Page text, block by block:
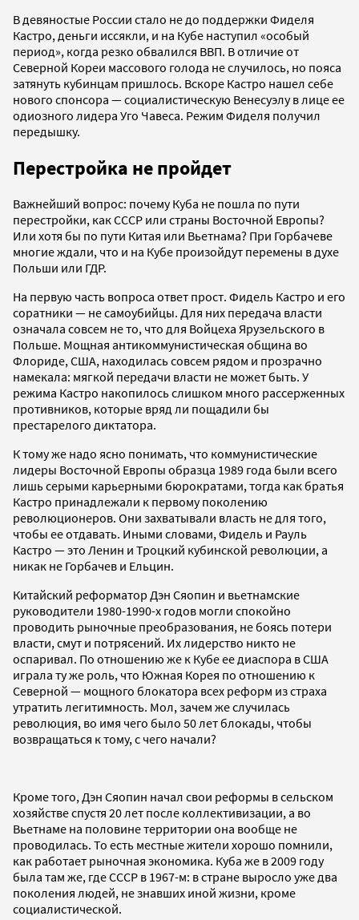
В девяностые России стало не до поддержки Фиделя
Кастро, деньги иссякли, и на Кубе наступил «особый
период», когда резко обвалился ВВП. В отличие от
Северной Кореи массового голода не случилось, но пояса
затянуть кубинцам пришлось. Вскоре Кастро нашел себе
нового спонсора — социалистическую Венесуэлу в лице ее
одиозного лидера Уго Чавеса. Режим Фиделя получил
передышку.
Перестройка не пройдет
Важнейший вопрос: почему Куба не пошла по пути
перестройки, как СССР или страны Восточной Европы?
Или хотя бы по пути Китая или Вьетнама? При Горбачеве
многие ждали, что и на Кубе произойдут перемены в духе
Польши или ГДР.
На первую часть вопроса ответ прост. Фидель Кастро и его
соратники — не самоубийцы. Для них передача власти
означала совсем не то, что для Войцеха Ярузельского в
Польше. Мощная антикоммунистическая община во
Флориде, США, находилась совсем рядом и прозрачно
намекала: мягкой передачи власти не может быть. У
режима Кастро накопилось слишком много рассерженных
противников, которые вряд ли пощадили бы
престарелого диктатора.
К тому же надо ясно понимать, что коммунистические
лидеры Восточной Европы образца 1989 года были всего
лишь серыми карьерными бюрократами, тогда как братья
Кастро принадлежали к первому поколению
революционеров. Они захватывали власть не для того,
чтобы ее отдавать. Иными словами, Фидель и Рауль
Кастро — это Ленин и Троцкий кубинской революции, а
никак не Горбачев и Ельцин.
Китайский реформатор Дэн Сяопин и вьетнамские
руководители 1980-1990-х годов могли спокойно
проводить рыночные преобразования, не боясь потери
власти, смут и потрясений. Их лидерство никто не
оспаривал. По отношению же к Кубе ее диаспора в США
играла ту же роль, что Южная Корея по отношению к
Северной — мощного блокатора всех реформ из страха
утратить легитимность. Мол, зачем же случилась
революция, во имя чего было 50 лет блокады, чтобы
возвращаться к тому, с чего начали?
Кроме того, Дэн Сяопин начал свои реформы в сельском
хозяйстве спустя 20 лет после коллективизации, а во
Вьетнаме на половине территории она вообще не
проводилась. То есть местные жители хорошо помнили,
как работает рыночная экономика. Куба же в 2009 году
была там же, где СССР в 1967-м: в стране выросло уже два
поколения людей, не знавших иной жизни, кроме
социалистической.